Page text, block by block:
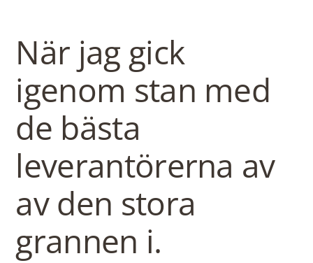
När jag gick
igenom stan med
de bästa
leverantörerna av
av den stora
grannen i.